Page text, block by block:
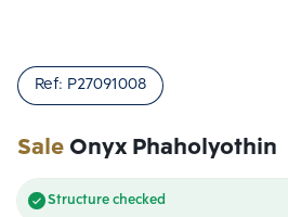
SaleOnyx Phaholyothin
Ref: P27091008
Structure checked